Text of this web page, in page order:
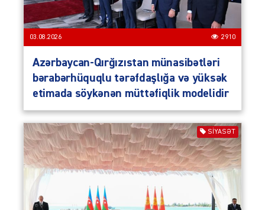
03.08.2026 2910
Azərbaycan-Qırğızıstan münasibətləri
bərabərhüquqlu tərəfdaşlığa və yüksək
etimada söykənən müttəfiqlik modelidir
SIYASƏT